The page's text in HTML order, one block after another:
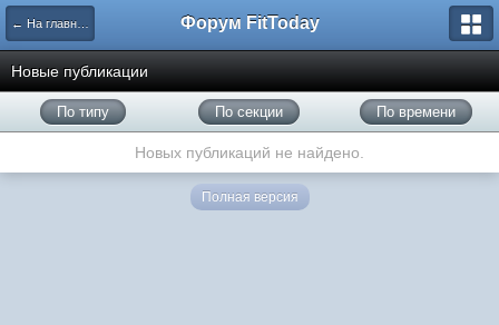
← На главную Форум FitToday
Новые публикации
По типу По секции По времени
Новых публикаций не найдено.
Полная версия